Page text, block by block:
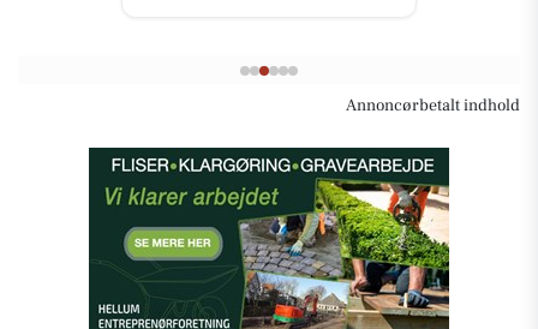
Annoncørbetalt indhold